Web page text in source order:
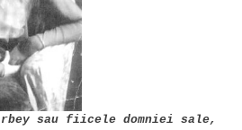
sau fiicele domniei sale,